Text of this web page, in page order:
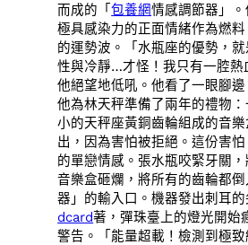
而成的「包養網情感調節器」
極具感染力的正面情緒作為燃
的運勢波。「水瓶座的優勢，
性與冷靜…才怪！我只有一腔熱
他絕望地低吼。他看了一眼腳
他為林天秤準備了兩年的禮物
小的天秤座黃銅齒輪組成的音
出，因為害怕被拒絕。這份害
的單戀情感。張水瓶咬緊牙關
音樂盒砸爛，將所有的齒輪都
器」的輸入口。機器發出刺耳
dcard著，彈珠臺上的燈光開始
警告。「能量超載！檢測到極